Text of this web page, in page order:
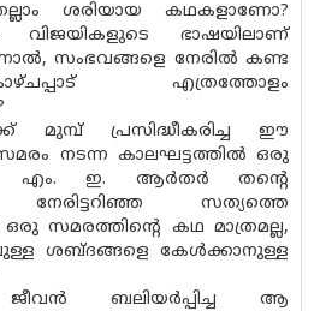
ശരിയായ കഥകളാണോ?
വിജയികളുടെ ഭാഷയിലാണ്
സംഭവങ്ങളെ നേരിൽ കണ്ട
എത്രത്തോളം
മുമ്പ് പ്രസിദ്ധീകരിച്ച ഈ
നടന്ന കാലഘട്ടത്തിൽ ഒരു
എം. ഇ. ആർതർ തൻ്റെ
സത്യത്തെ
സമരത്തിൻ്റെ കഥ മാത്രമല്ല,
ശബ്ദങ്ങളെ കേൾക്കാനുള്ള
ബലിയർപ്പിച്ച ആ